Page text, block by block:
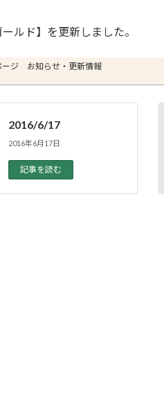
ルド】を更新しました。
ージ お知らせ・更新情報
2016/6/17
2016年6月17日
記事を読む